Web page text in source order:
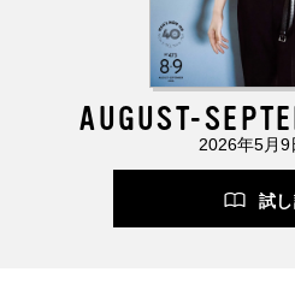
AUGUST-
2026年5月9
試